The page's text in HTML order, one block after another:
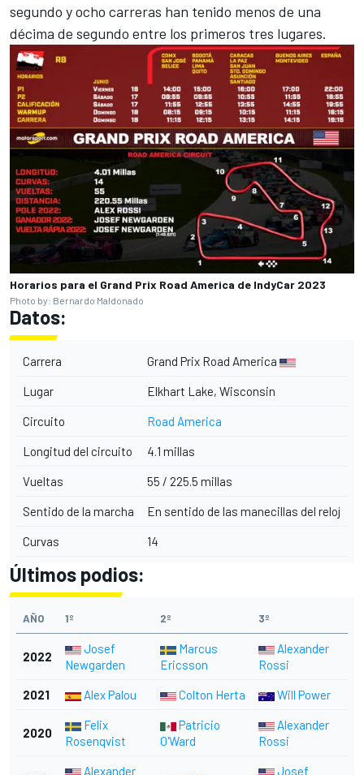
segundo y ocho carreras han tenido menos de una
décima de segundo entre los primeros tres lugares.
Horarios para el Grand Prix Road America de IndyCar 2023
Photo by: Bernardo Maldonado
Datos:
Carrera Grand Prix Road America
Lugar Elkhart Lake, Wisconsin
Circuito Road America
Longitud del circuito 4.1 millas
Vueltas 55 / 225.5 millas
Sentido de la marcha En sentido de las manecillas del reloj
Curvas 14
Últimos podios:
AÑO 1º 2º 3º
2022
Josef
Newgarden
Marcus
Ericsson
Alexander
Rossi
2021 Alex Palou Colton Herta Will Power
2020
Felix
Rosenqvist
Patricio
O'Ward
Alexander
Rossi
Alexander
Josef